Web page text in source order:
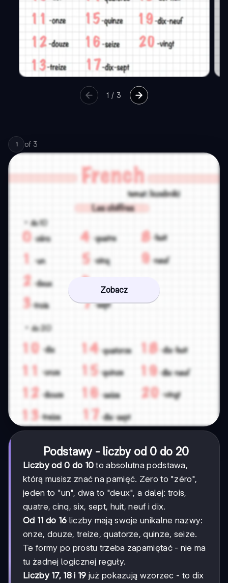
1 / 3
1 of 3
Zobacz
Podstawy - liczby od 0 do 20
Liczby od 0 do 10 to absolutna podstawa,
którą musisz znać na pamięć. Zero to "zéro",
jeden to "un", dwa to "deux", a dalej: trois,
quatre, cinq, six, sept, huit, neuf i dix.
Od 11 do 16 liczby mają swoje unikalne nazwy:
onze, douze, treize, quatorze, quinze, seize.
Te formy po prostu trzeba zapamiętać - nie ma
tu żadnej logicznej reguły.
Liczby 17, 18 i 19 już pokazują wzorzec - to dix